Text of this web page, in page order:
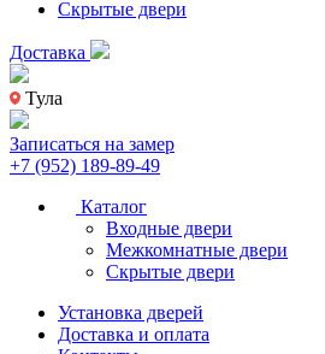
Скрытые двери
Доставка
Тула
Записаться на замер
+7 (952) 189-89-49
Каталог
Входные двери
Межкомнатные двери
Скрытые двери
Установка дверей
Доставка и оплата